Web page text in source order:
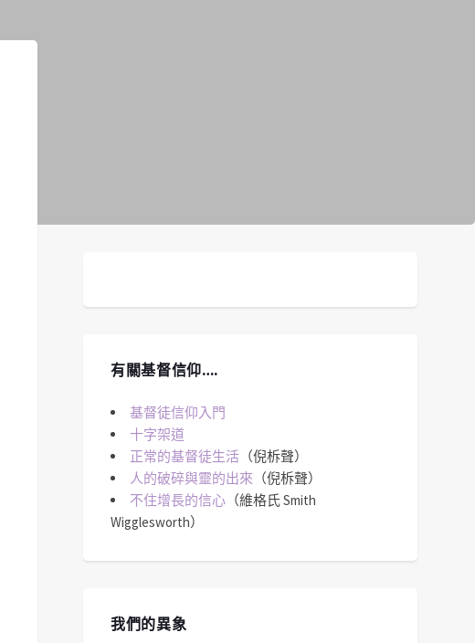
有關基督信仰….
基督徒信仰入門
十字架道
正常的基督徒生活 （倪柝聲）
人的破碎與靈的出來 （倪柝聲）
不住增長的信心 （維格氏 Smith
Wigglesworth）
我們的異象